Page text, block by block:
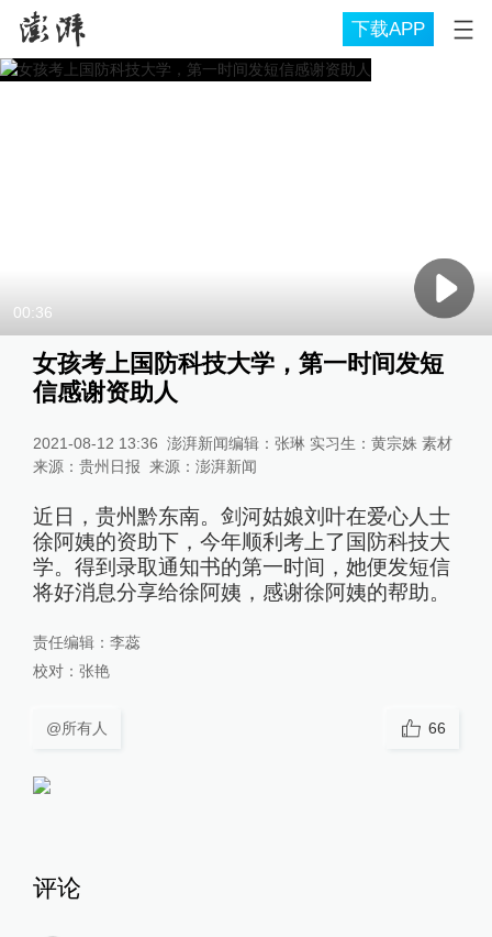
下载APP
00:36
女孩考上国防科技大学，第一时间发短
信感谢资助人
2021-08-12 13:36 澎湃新闻编辑：张琳 实习生：黄宗姝 素材
来源：贵州日报 来源： 澎湃新闻
近日，贵州黔东南。剑河姑娘刘叶在爱心人士
徐阿姨的资助下，今年顺利考上了国防科技大
学。得到录取通知书的第一时间，她便发短信
将好消息分享给徐阿姨，感谢徐阿姨的帮助。
责任编辑： 李蕊
校对： 张艳
@所有人 66
评论